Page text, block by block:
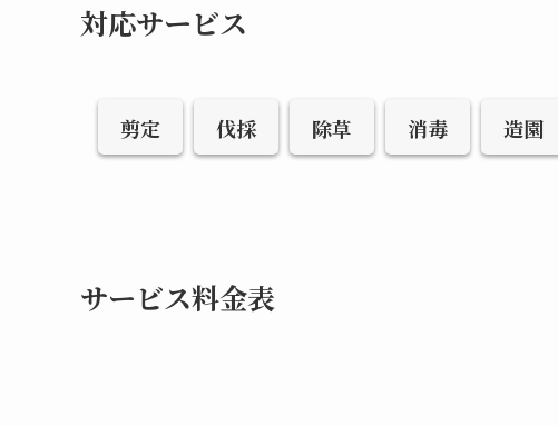
対応サービス
剪定 伐採 除草 消毒 造園
サービス料金表